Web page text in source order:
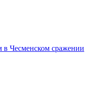
в Чесменском сражении